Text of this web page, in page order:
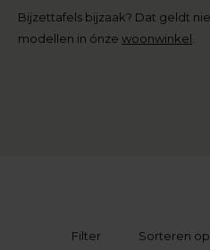
Bijzettafels bijzaak? Dat geldt
modellen in ónze woonwinkel.
Filter Sorteren op